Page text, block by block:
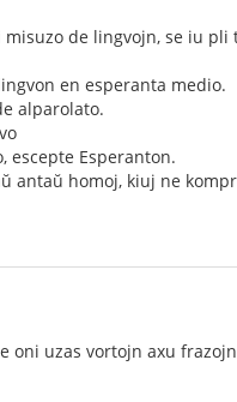
de lingvojn, se iu pli
en esperanta medio.
alparolato.
escepte Esperanton.
antaŭ homoj, kiuj ne
oni uzas vortojn axu